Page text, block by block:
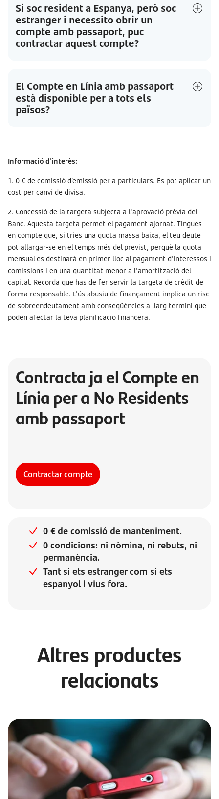
Si soc resident a Espanya, però soc
estranger i necessito obrir un
compte amb passaport, puc
contractar aquest compte?
El Compte en Línia amb passaport
està disponible per a tots els
països?
Informació d'interès:
1. 0 € de comissió d’emissió per a particulars. Es pot aplicar un
cost per canvi de divisa.
2. Concessió de la targeta subjecta a l'aprovació prèvia del
Banc. Aquesta targeta permet el pagament ajornat. Tingues
en compte que, si tries una quota massa baixa, el teu deute
pot allargar-se en el temps més del previst, perquè la quota
mensual es destinarà en primer lloc al pagament d'interessos i
comissions i en una quantitat menor a l'amortització del
capital. Recorda que has de fer servir la targeta de crèdit de
forma responsable. L'ús abusiu de finançament implica un risc
de sobreendeutament amb conseqüències a llarg termini que
poden afectar la teva planificació financera.
Contracta ja el Compte en
Línia per a No Residents
amb passaport
Contractar compte
0 € de comissió de manteniment.
0 condicions: ni nòmina, ni rebuts, ni
permanència.
Tant si ets estranger com si ets
espanyol i vius fora.
Altres productes
relacionats